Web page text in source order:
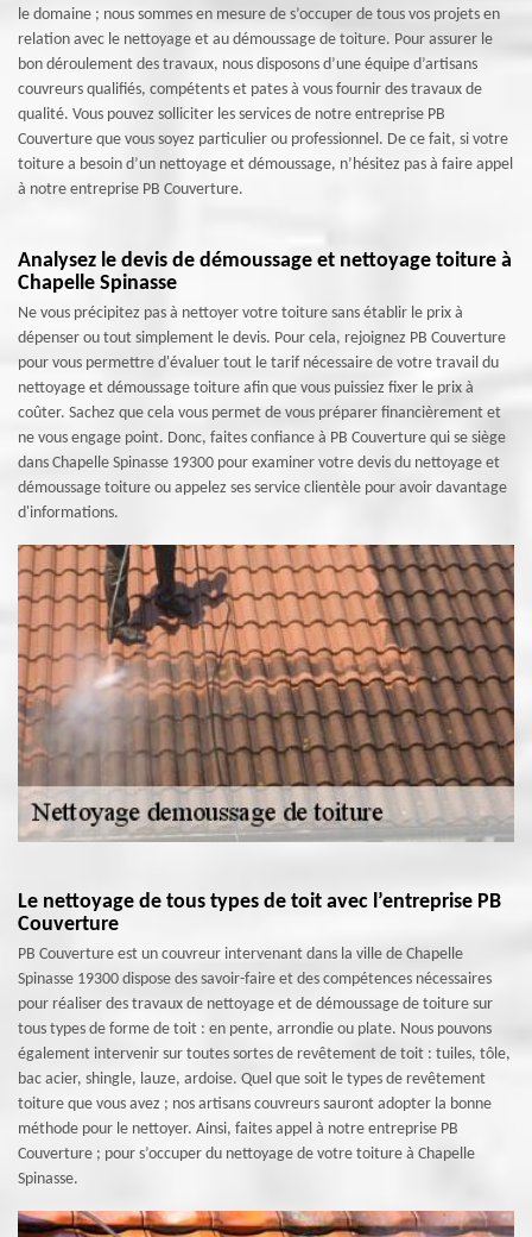
le domaine ; nous sommes en mesure de s’occuper de tous vos projets en
relation avec le nettoyage et au démoussage de toiture. Pour assurer le
bon déroulement des travaux, nous disposons d’une équipe d’artisans
couvreurs qualifiés, compétents et pates à vous fournir des travaux de
qualité. Vous pouvez solliciter les services de notre entreprise PB
Couverture que vous soyez particulier ou professionnel. De ce fait, si votre
toiture a besoin d’un nettoyage et démoussage, n’hésitez pas à faire appel
à notre entreprise PB Couverture.
Analysez le devis de démoussage et nettoyage toiture à
Chapelle Spinasse
Ne vous précipitez pas à nettoyer votre toiture sans établir le prix à
dépenser ou tout simplement le devis. Pour cela, rejoignez PB Couverture
pour vous permettre d'évaluer tout le tarif nécessaire de votre travail du
nettoyage et démoussage toiture afin que vous puissiez fixer le prix à
coûter. Sachez que cela vous permet de vous préparer financièrement et
ne vous engage point. Donc, faites confiance à PB Couverture qui se siège
dans Chapelle Spinasse 19300 pour examiner votre devis du nettoyage et
démoussage toiture ou appelez ses service clientèle pour avoir davantage
d'informations.
Le nettoyage de tous types de toit avec l’entreprise PB
Couverture
PB Couverture est un couvreur intervenant dans la ville de Chapelle
Spinasse 19300 dispose des savoir-faire et des compétences nécessaires
pour réaliser des travaux de nettoyage et de démoussage de toiture sur
tous types de forme de toit : en pente, arrondie ou plate. Nous pouvons
également intervenir sur toutes sortes de revêtement de toit : tuiles, tôle,
bac acier, shingle, lauze, ardoise. Quel que soit le types de revêtement
toiture que vous avez ; nos artisans couvreurs sauront adopter la bonne
méthode pour le nettoyer. Ainsi, faites appel à notre entreprise PB
Couverture ; pour s’occuper du nettoyage de votre toiture à Chapelle
Spinasse.